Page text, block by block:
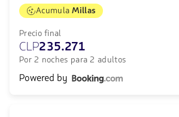
AcumulaMillas
Precio final
CLP235.271
Por 2 noches para 2 adultos
Powered by